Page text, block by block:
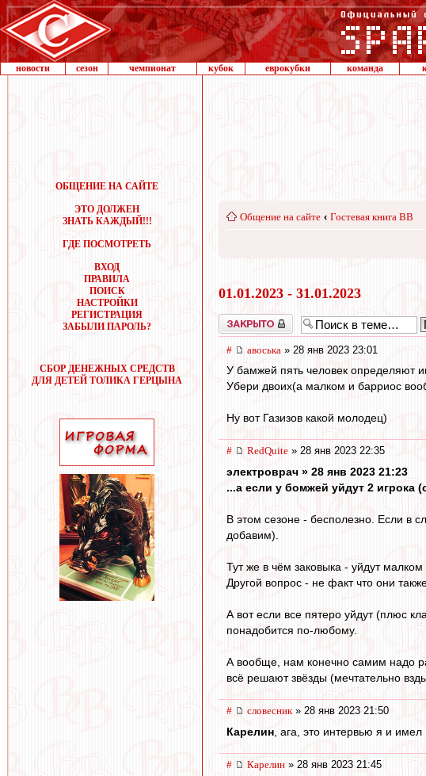
новости сезон чемпионат кубок еврокубки команда
ОБЩЕНИЕ НА САЙТЕ
ЭТО ДОЛЖЕН
ЗНАТЬ КАЖДЫЙ!!!
ГДЕ ПОСМОТРЕТЬ
ВХОД
ПРАВИЛА
ПОИСК
НАСТРОЙКИ
РЕГИСТРАЦИЯ
ЗАБЫЛИ ПАРОЛЬ?
СБОР ДЕНЕЖНЫХ СРЕДСТВ
ДЛЯ ДЕТЕЙ ТОЛИКА ГЕРЦЫНА
Общение на сайте ‹ Гостевая книга ВВ
01.01.2023 - 31.01.2023
Закрыто
# авоська » 28 янв 2023 23:01
У бамжей пять человек определяют
Убери двоих(а малком и барриос
Ну вот Газизов какой молодец)
# RedQuite » 28 янв 2023 22:35
электроврач » 28 янв 2023 21:23
...а если у бомжей уйдут 2
В этом сезоне - бесполезно. Если в
добавим).
Тут же в чём заковыка - уйдут малком
Другой вопрос - не факт что они
А вот если все пятеро уйдут (плюс
понадобится по-любому.
А вообще, нам конечно самим надо
всё решают звёзды (мечтательно
# словесник» 28 янв 2023 21:50
Карелин , ага, это интервью я и имел
# Карелин » 28 янв 2023 21:45